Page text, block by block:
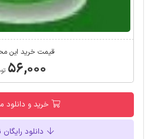
قیمت خرید این
۵۶,۰۰۰
خرید و
دانلود رایگان